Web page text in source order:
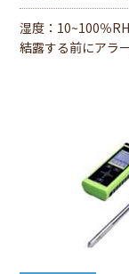
湿度：10~100％RH
結露する前にアラ